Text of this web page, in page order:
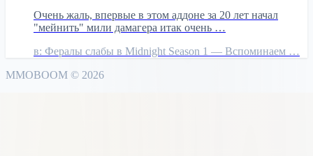
Очень жаль, впервые в этом аддоне за 20 лет начал
"мейнить" мили дамагера итак очень …
в: Фералы слабы в Midnight Season 1 — Вспоминаем …
MMOBOOM © 2026